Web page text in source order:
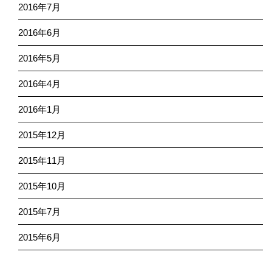
2016年7月
2016年6月
2016年5月
2016年4月
2016年1月
2015年12月
2015年11月
2015年10月
2015年7月
2015年6月